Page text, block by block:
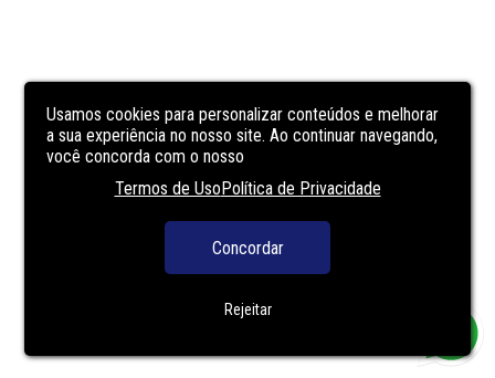
Usamos cookies para personalizar conteúdos e melhorar
a sua experiência no nosso site. Ao continuar navegando,
você concorda com o nosso
Termos de UsoPolítica de Privacidade
Concordar
Rejeitar